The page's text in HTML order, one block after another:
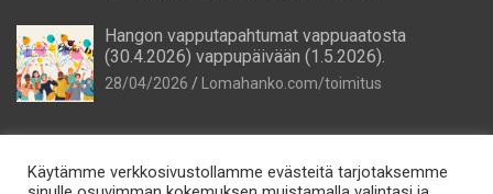
Hangon vapputapahtumat vappuaatosta
(30.4.2026) vappupäivään (1.5.2026).
28/04/2026 Lomahanko.com/toimitus
Käytämme verkkosivustollamme evästeitä tarjotaksemme